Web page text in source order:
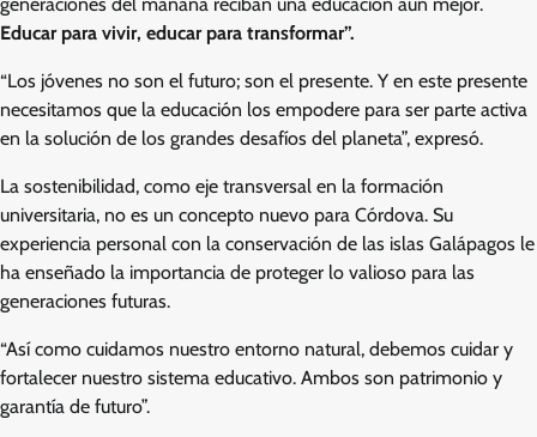
Educar para vivir, educar para transformar”.
“Los jóvenes no son el futuro; son el presente. Y en este presente
necesitamos que la educación los empodere para ser parte activa
en la solución de los grandes desafíos del planeta”, expresó.
La sostenibilidad, como eje transversal en la formación
universitaria, no es un concepto nuevo para Córdova. Su
experiencia personal con la conservación de las islas Galápagos le
ha enseñado la importancia de proteger lo valioso para las
generaciones futuras.
“Así como cuidamos nuestro entorno natural, debemos cuidar y
fortalecer nuestro sistema educativo. Ambos son patrimonio y
garantía de futuro”.